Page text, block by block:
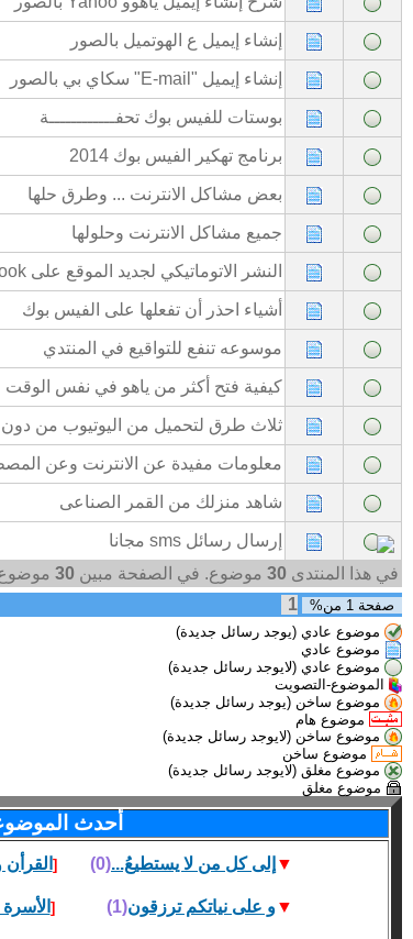
إنشاء إيميل ع الهوتميل بالصور
إنشاء إيميل "E-mail" سكاي بي بالصور
بوستات للفيس بوك تحفــــــــــــة
برنامج تهكير الفيس بوك 2014
بعض مشاكل الانترنت ... وطرق حلها
جميع مشاكل الانترنت وحلولها
النشر الاتوماتيكي لجديد الموقع على Facebook
أشياء احذر أن تفعلها على الفيس بوك
موسوعه تنفع للتواقيع في المنتدي
كيفية فتح أكثر من ياهو في نفس الوقت
ثلاث طرق لتحميل من اليوتيوب من دون
معلومات مفيدة عن الانترنت وعن
شاهد منزلك من القمر الصناعى
إرسال رسائل sms مجانا
في هذا المنتدى 30 موضوع. في الصفحة مبين 30
صفحة 1 من% 1
موضوع عادي (يوجد رسائل جديدة)
موضوع عادي
موضوع عادي (لايوجد رسائل جديدة)
الموضوع-التصويت
موضوع ساخن (يوجد رسائل جديدة)
موضوع هام
موضوع ساخن (لايوجد رسائل جديدة)
موضوع ساخن
موضوع مغلق (لايوجد رسائل جديدة)
موضوع مغلق
أحدث
▼ إلى كل من لا يستطيعُ...(0)
[
▼و على نياتكم ترزقون(1)
[